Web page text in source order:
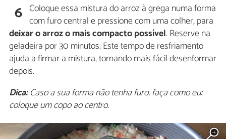
6 Coloque essa mistura do arroz à grega numa forma
com furo central e pressione com uma colher, para
deixar o arroz o mais compacto possível. Reserve na
geladeira por 30 minutos. Este tempo de resfriamento
ajuda a firmar a mistura, tornando mais fácil desenformar
depois.
Dica:Caso a sua forma não tenha furo, faça como eu:
coloque um copo ao centro.